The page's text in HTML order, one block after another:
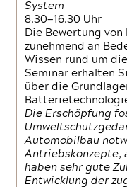
System
8.30—16.30 Uhr
Die Bewertung
zunehmend an
Wissen rund um
Seminar erhalten
über die
Die Erschöpfung
Automobilbau
Antriebskonzepte,
haben sehr gute
Entwicklung der